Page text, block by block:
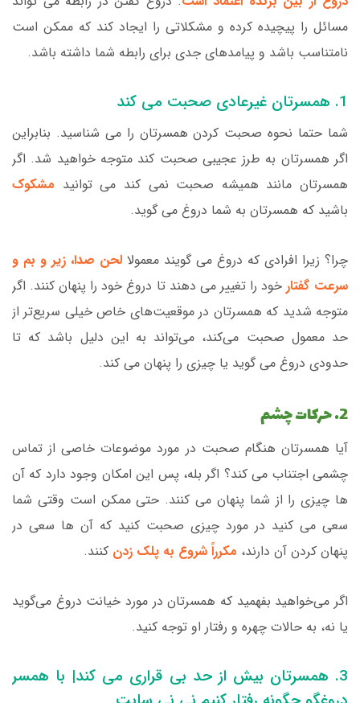
مسائل را پیچیده کرده و مشکلاتی را ایجاد کند که ممکن است
نامتناسب باشد و پیامدهای جدی برای رابطه شما داشته باشد.
1. همسرتان غیرعادی صحبت می کند
شما حتما نحوه صحبت کردن همسرتان را می شناسید. بنابراین
اگر همسرتان به طرز عجیبی صحبت کند متوجه خواهید شد. اگر
همسرتان مانند همیشه صحبت نمی کند می توانید مشکوک
باشید که همسرتان به شما دروغ می گوید.
چرا؟ زیرا افرادی که دروغ می گویند معمولا لحن صدا، زیر و بم و
سرعت گفتار خود را تغییر می دهند تا دروغ خود را پنهان کنند. اگر
متوجه شدید که همسرتان در موقعیت‌های خاص خیلی سریع‌تر از
حد معمول صحبت می‌کند، می‌تواند به این دلیل باشد که تا
حدودی دروغ می گوید یا چیزی را پنهان می کند.
2. حرکات چشم
آیا همسرتان هنگام صحبت در مورد موضوعات خاصی از تماس
چشمی اجتناب می کند؟ اگر بله، پس این امکان وجود دارد که آن
ها چیزی را از شما پنهان می کنند. حتی ممکن است وقتی شما
سعی می کنید در مورد چیزی صحبت کنید که آن ها سعی در
پنهان کردن آن دارند، مکرراً شروع به پلک زدن کنند.
اگر می‌خواهید بفهمید که همسرتان در مورد خیانت دروغ می‌گوید
یا نه، به حالات چهره و رفتار او توجه کنید.
3. همسرتان بیش از حد بی قراری می کند| با همسر